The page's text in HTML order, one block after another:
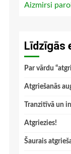
Aizmirsi
Līdzīgās
Par vārdu
Atgriešanās
Tranzitīvā un
Atgriezies!
Šaurais